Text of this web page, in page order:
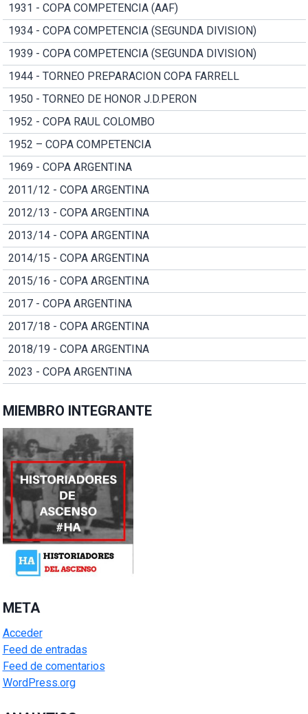
1931 - COPA COMPETENCIA (AAF)
1934 - COPA COMPETENCIA (SEGUNDA DIVISION)
1939 - COPA COMPETENCIA (SEGUNDA DIVISION)
1944 - TORNEO PREPARACION COPA FARRELL
1950 - TORNEO DE HONOR J.D.PERON
1952 - COPA RAUL COLOMBO
1952 – COPA COMPETENCIA
1969 - COPA ARGENTINA
2011/12 - COPA ARGENTINA
2012/13 - COPA ARGENTINA
2013/14 - COPA ARGENTINA
2014/15 - COPA ARGENTINA
2015/16 - COPA ARGENTINA
2017 - COPA ARGENTINA
2017/18 - COPA ARGENTINA
2018/19 - COPA ARGENTINA
2023 - COPA ARGENTINA
MIEMBRO INTEGRANTE
META
Acceder
Feed de entradas
Feed de comentarios
WordPress.org